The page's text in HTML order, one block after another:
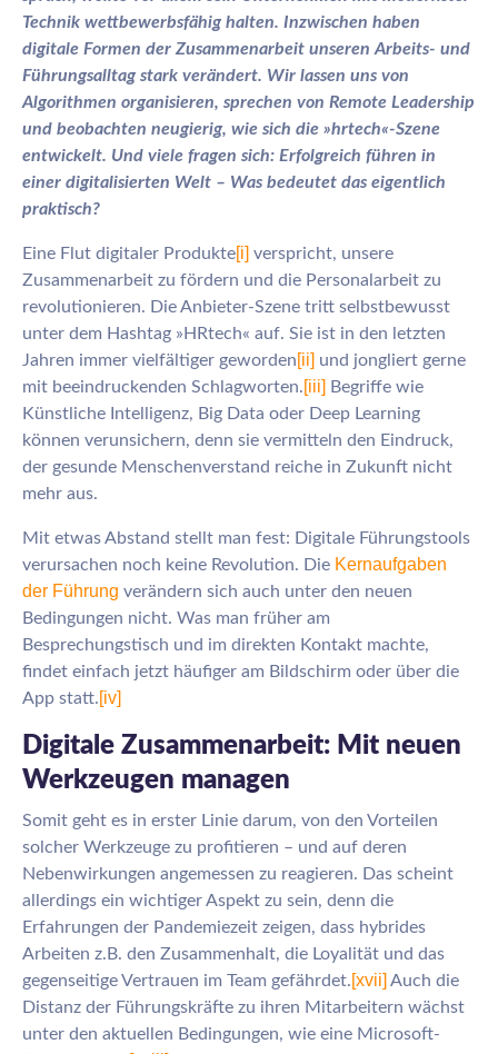
Technik wettbewerbsfähig halten. Inzwischen haben
digitale Formen der Zusammenarbeit unseren Arbeits- und
Führungsalltag stark verändert. Wir lassen uns von
Algorithmen organisieren, sprechen von Remote Leadership
und beobachten neugierig, wie sich die »hrtech«-Szene
entwickelt. Und viele fragen sich: Erfolgreich führen in
einer digitalisierten Welt – Was bedeutet das eigentlich
praktisch?
Eine Flut digitaler Produkte[i] verspricht, unsere
Zusammenarbeit zu fördern und die Personalarbeit zu
revolutionieren. Die Anbieter-Szene tritt selbstbewusst
unter dem Hashtag »HRtech« auf. Sie ist in den letzten
Jahren immer vielfältiger geworden[ii] und jongliert gerne
mit beeindruckenden Schlagworten.[iii] Begriffe wie
Künstliche Intelligenz, Big Data oder Deep Learning
können verunsichern, denn sie vermitteln den Eindruck,
der gesunde Menschenverstand reiche in Zukunft nicht
mehr aus.
Mit etwas Abstand stellt man fest: Digitale Führungstools
verursachen noch keine Revolution. Die Kernaufgaben
der Führung verändern sich auch unter den neuen
Bedingungen nicht. Was man früher am
Besprechungstisch und im direkten Kontakt machte,
findet einfach jetzt häufiger am Bildschirm oder über die
App statt.[iv]
Digitale Zusammenarbeit: Mit neuen
Werkzeugen managen
Somit geht es in erster Linie darum, von den Vorteilen
solcher Werkzeuge zu profitieren – und auf deren
Nebenwirkungen angemessen zu reagieren. Das scheint
allerdings ein wichtiger Aspekt zu sein, denn die
Erfahrungen der Pandemiezeit zeigen, dass hybrides
Arbeiten z.B. den Zusammenhalt, die Loyalität und das
gegenseitige Vertrauen im Team gefährdet.[xvii] Auch die
Distanz der Führungskräfte zu ihren Mitarbeitern wächst
unter den aktuellen Bedingungen, wie eine Microsoft-